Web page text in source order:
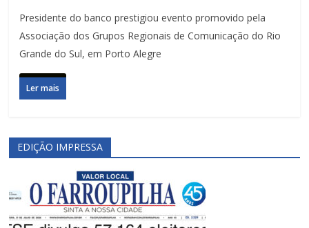
Presidente do banco prestigiou evento promovido pela
Associação dos Grupos Regionais de Comunicação do Rio
Grande do Sul, em Porto Alegre
Ler mais
EDIÇÃO IMPRESSA